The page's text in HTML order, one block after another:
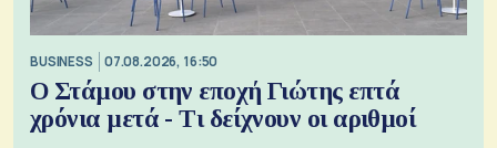
BUSINESS 07.08.2026, 16:50
Ο Στάμου στην εποχή Γιώτης επτά
χρόνια μετά - Τι δείχνουν οι αριθμοί